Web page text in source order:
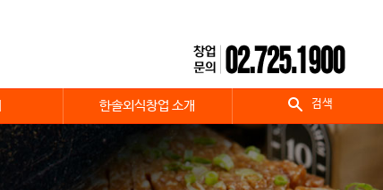
검색
한솔외식창업 소개